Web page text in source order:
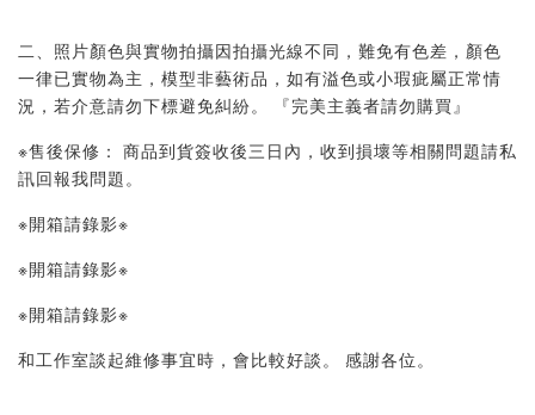
二、照片顏色與實物拍攝因拍攝光線不同，難免有色差，顏色
一律已實物為主，模型非藝術品，如有溢色或小瑕疵屬正常情
況，若介意請勿下標避免糾紛。 『完美主義者請勿購買』
※售後保修： 商品到貨簽收後三日內，收到損壞等相關問題請私
訊回報我問題。
※開箱請錄影※
※開箱請錄影※
※開箱請錄影※
和工作室談起維修事宜時，會比較好談。 感謝各位。